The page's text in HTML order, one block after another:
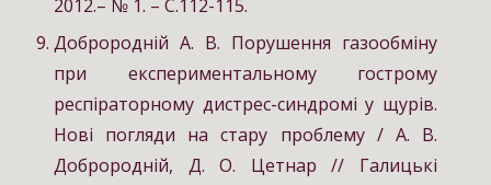
2012.– № 1. – С.112-115.
Доброродній А. В. Порушення газообміну
при експериментальному гострому
респіраторному дистрес-синдромі у щурів.
Нові погляди на стару проблему / А. В.
Доброродній, Д. О. Цетнар // Галицькі